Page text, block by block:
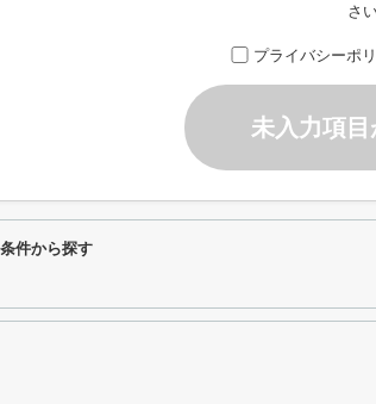
さい
プライバシーポ
未入力項
件から探す